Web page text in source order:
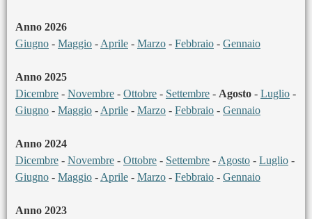
Anno 2026
Giugno - Maggio - Aprile - Marzo - Febbraio - Gennaio
Anno 2025
Dicembre - Novembre - Ottobre - Settembre - Agosto - Luglio -
Giugno - Maggio - Aprile - Marzo - Febbraio - Gennaio
Anno 2024
Dicembre - Novembre - Ottobre - Settembre - Agosto - Luglio -
Giugno - Maggio - Aprile - Marzo - Febbraio - Gennaio
Anno 2023